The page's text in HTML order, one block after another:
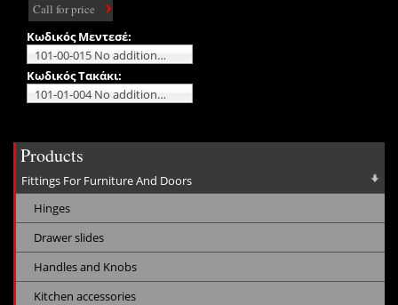
Call for price
Κωδικός Μεντεσέ:
101-00-015 No additional charge
Κωδικός Τακάκι:
101-01-004 No additional charge
Products
Fittings For Furniture And Doors
Hinges
Drawer slides
Handles and Knobs
Kitchen accessories